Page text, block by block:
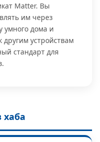
Matter. Вы
им через
умного дома и
устройствам
стандарт для
хаба